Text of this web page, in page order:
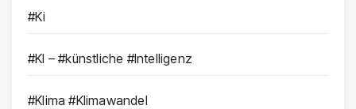
#Ki
#KI – #künstliche #Intelligenz
#Klima #Klimawandel